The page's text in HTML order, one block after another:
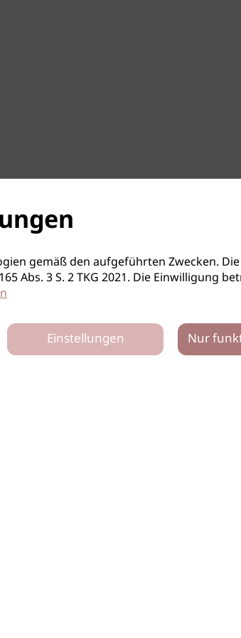
gemäß den aufgeführten Zwecken.
Abs. 3 S. 2 TKG 2021. Die
Einstellungen Nur